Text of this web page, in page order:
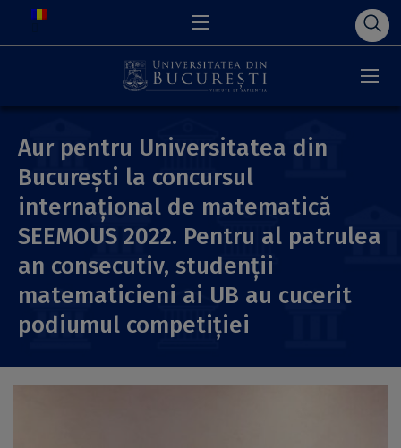
Aur pentru Universitatea din
București la concursul
internațional de matematică
SEEMOUS 2022. Pentru al patrulea
an consecutiv, studenții
matematicieni ai UB au cucerit
podiumul competiției